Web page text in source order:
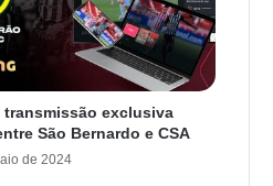
transmissão exclusiva
São Bernardo e CSA
de 2024